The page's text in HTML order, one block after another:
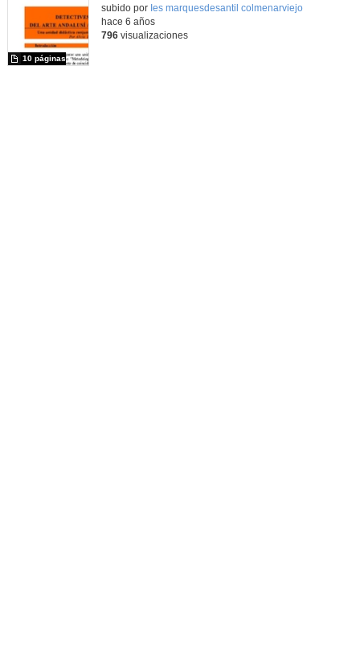
subido por Ies marquesdesantil colmenarviejo
10 páginas
-
hace 6 años
796visualizaciones